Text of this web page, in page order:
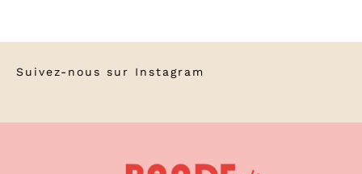
Suivez-nous sur Instagram